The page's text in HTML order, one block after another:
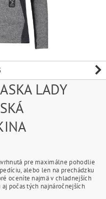
LADY
pre maximálne pohodlie
alebo len na prechádzku
oceníte najmä v chladnejších
počas tých najnáročnejších